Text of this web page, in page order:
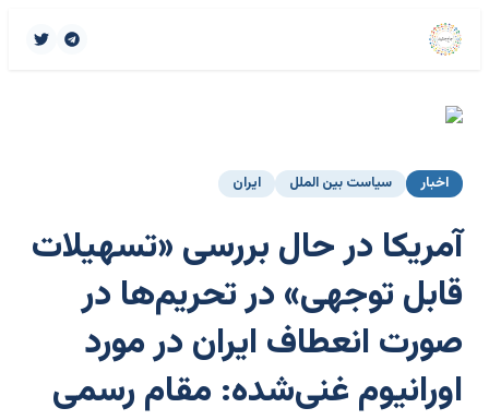
اخبار سیاست بین الملل ایران
آمریکا در حال بررسی «تسهیلات
قابل توجهی» در تحریم‌ها در
صورت انعطاف ایران در مورد
اورانیوم غنی‌شده: مقام رسمی